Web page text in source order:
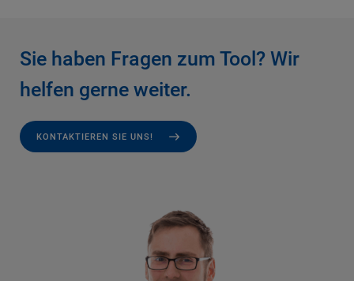
Sie haben Fragen zum Tool? Wir
helfen gerne weiter.
KONTAKTIEREN SIE UNS!